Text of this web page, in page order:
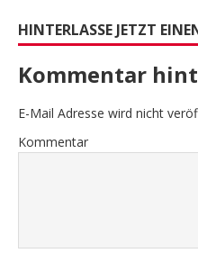
HINTERLASSE JETZT
Kommentar
E-Mail Adresse wird nicht
Kommentar